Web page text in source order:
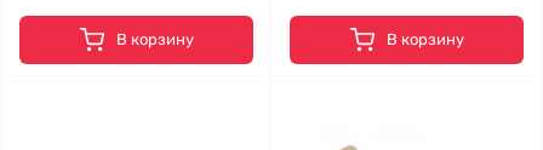
В корзину В корзину